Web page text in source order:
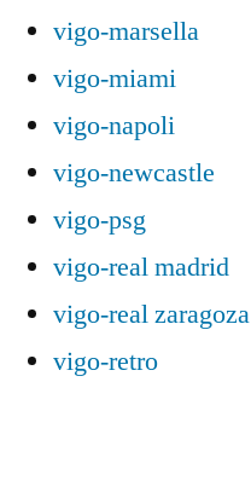
vigo-marsella
vigo-miami
vigo-napoli
vigo-newcastle
vigo-psg
vigo-real madrid
vigo-real zaragoza
vigo-retro